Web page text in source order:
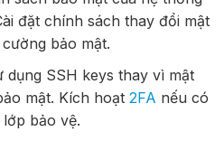
đặt chính sách thay đổi mật
bảo mật.
dụng SSH keys thay vì mật
mật. Kích hoạt 2FA nếu có
bảo vệ.